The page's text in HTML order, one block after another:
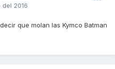
2016
que molan las Kymco Batman